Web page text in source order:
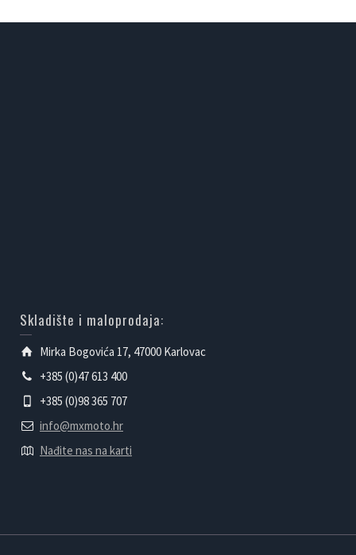
Skladište i maloprodaja:
Mirka Bogovića 17, 47000 Karlovac
+385 (0)47 613 400
+385 (0)98 365 707
info@mxmoto.hr
Nađite nas na karti